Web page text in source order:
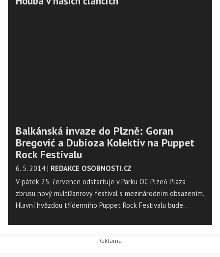
Balkánská invaze do Plzně: Goran
Bregović a Dubioza Kolektiv na Puppet
Rock Festivalu
6. 5. 2014 | REDAKCE OSOBNOSTI.CZ
V pátek 25. července odstartuje v Parku OC Plzeň Plaza
zbrusu nový multižánrový festival s mezinárodním obsazením.
Hlavní hvězdou třídenního Puppet Rock Festivalu bude